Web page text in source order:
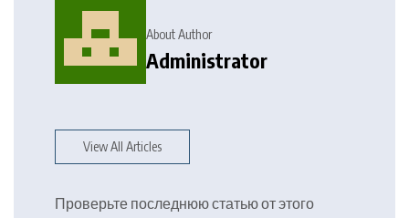
About Author
Administrator
View All Articles
Проверьте последнюю статью от этого